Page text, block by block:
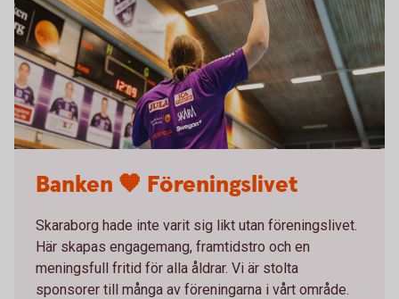
Banken 🧡 Föreningslivet
Skaraborg hade inte varit sig likt utan föreningslivet.
Här skapas engagemang, framtidstro och en
meningsfull fritid för alla åldrar. Vi är stolta
sponsorer till många av föreningarna i vårt område.